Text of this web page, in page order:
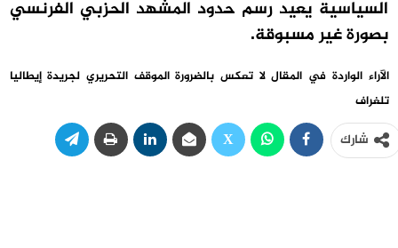
السياسية يعيد رسم حدود المشهد الحزبي الفرنسي
بصورة غير مسبوقة.
الآراء الواردة في المقال لا تعكس بالضرورة الموقف التحريري لجريدة إيطاليا
تلغراف
شارك